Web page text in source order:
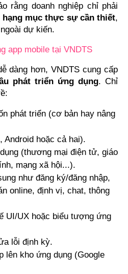
mục thực sự cần thiết,
dự kiến.
phát triển ứng dụng. Chỉ
phát triển (cơ bản hay nâng
Android hoặc cả hai).
(thương mại điện tử, giáo
mạng xã hội...).
như đăng ký/đăng nhập,
online, định vị, chat, thông
UI/UX hoặc biểu tượng ứng
lỗi định kỳ.
lên kho ứng dụng (Google